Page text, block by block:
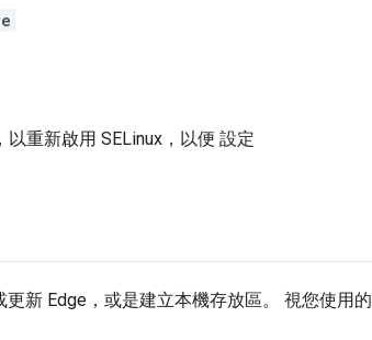
重新啟用 SELinux，以便 設定
更新 Edge，或是建立本機存放區。 視您使用的